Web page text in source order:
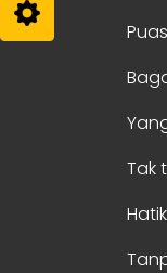
Tak